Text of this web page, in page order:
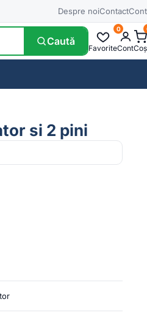
Despre noiContactCont
Caută
Favorite
0
ContCoș
si 2 pini